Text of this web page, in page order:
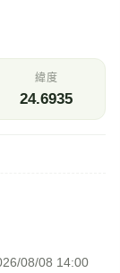
緯度
24.6935
08/08 14:00